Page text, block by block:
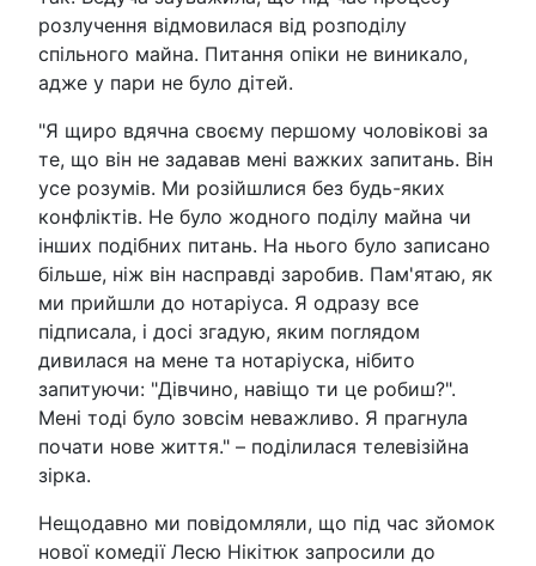
розлучення відмовилася від розподілу
спільного майна. Питання опіки не виникало,
адже у пари не було дітей.
"Я щиро вдячна своєму першому чоловікові за
те, що він не задавав мені важких запитань. Він
усе розумів. Ми розійшлися без будь-яких
конфліктів. Не було жодного поділу майна чи
інших подібних питань. На нього було записано
більше, ніж він насправді заробив. Пам'ятаю, як
ми прийшли до нотаріуса. Я одразу все
підписала, і досі згадую, яким поглядом
дивилася на мене та нотаріуска, нібито
запитуючи: "Дівчино, навіщо ти це робиш?".
Мені тоді було зовсім неважливо. Я прагнула
почати нове життя." – поділилася телевізійна
зірка.
Нещодавно ми повідомляли, що під час зйомок
нової комедії Лесю Нікітюк запросили до